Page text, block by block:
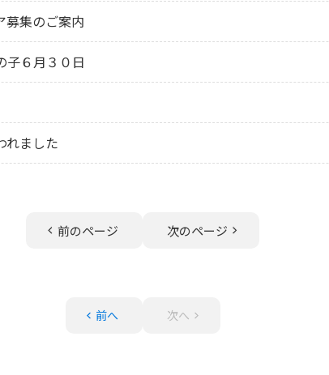
募集のご案内
子６月３０日
れました
前のページ 次のページ
前へ 次へ